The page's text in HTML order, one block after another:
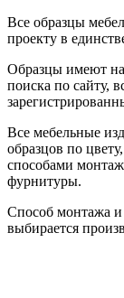
Все образцы
проекту в
Образцы имеют
поиска по сайту,
Все мебельные
образцов по
способами
фурнитуры.
Способ монтажа и
выбирается